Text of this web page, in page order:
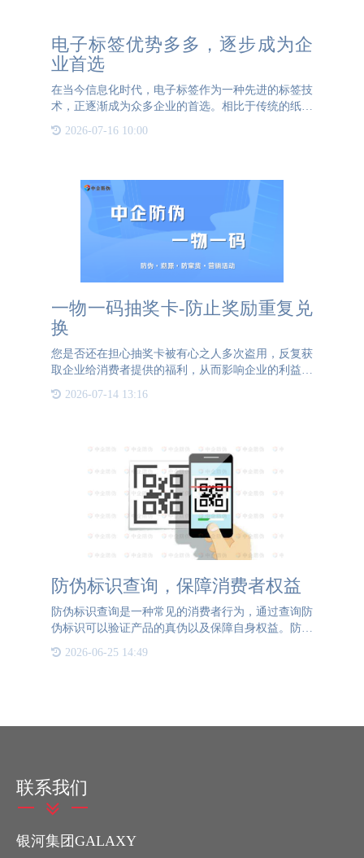
电子标签优势多多，逐步成为企
业首选
在当今信息化时代，电子标签作为一种先进的标签技
术，正逐渐成为众多企业的首选。相比于传统的纸质
标签，电子标签不仅在信息记录方面具有显著优势，
还在信息安全性、管理效率等方面展现出独特魅力。
2026-07-16 10:00
一物一码抽奖卡-防止奖励重复兑
换
您是否还在担心抽奖卡被有心之人多次盗用，反复获
取企业给消费者提供的福利，从而影响企业的利益？
转化，企业的知名度无法得到有效提升？银河集团
2026-07-14 13:16
防伪标识查询，保障消费者权益
防伪标识查询是一种常见的消费者行为，通过查询防
伪标识可以验证产品的真伪以及保障自身权益。防伪
性，避免购买到假冒伪劣的产品，同时也能维护自身
2026-06-25 14:49
联系我们
银河集团GALAXY